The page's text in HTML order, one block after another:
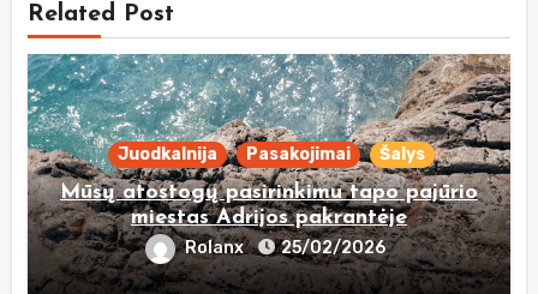
Related Post
Juodkalnija Pasakojimai Šalys
Mūsų atostogų pasirinkimu tapo pajūrio
miestas Adrijos pakrantėje
Rolanx 25/02/2026